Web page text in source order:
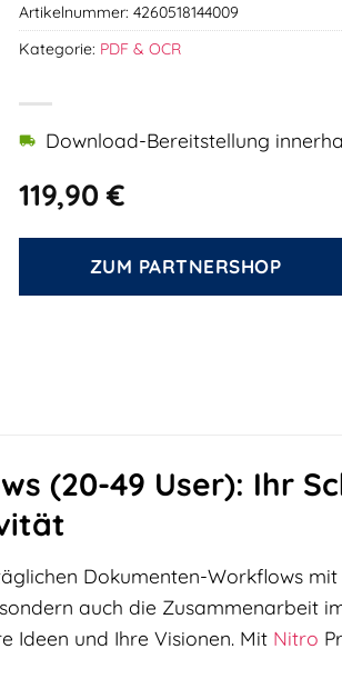
119,90€
Download-Bereitstellung
ZUM PARTNERSHOP
Artikelnummer:4260518144009
Kategorie: PDF & OCR
(20-49 User): Ihr
Dokumenten-Workflows
auch die Zusammenarbeit
Ideen und Ihre Visionen. Mit Nitro